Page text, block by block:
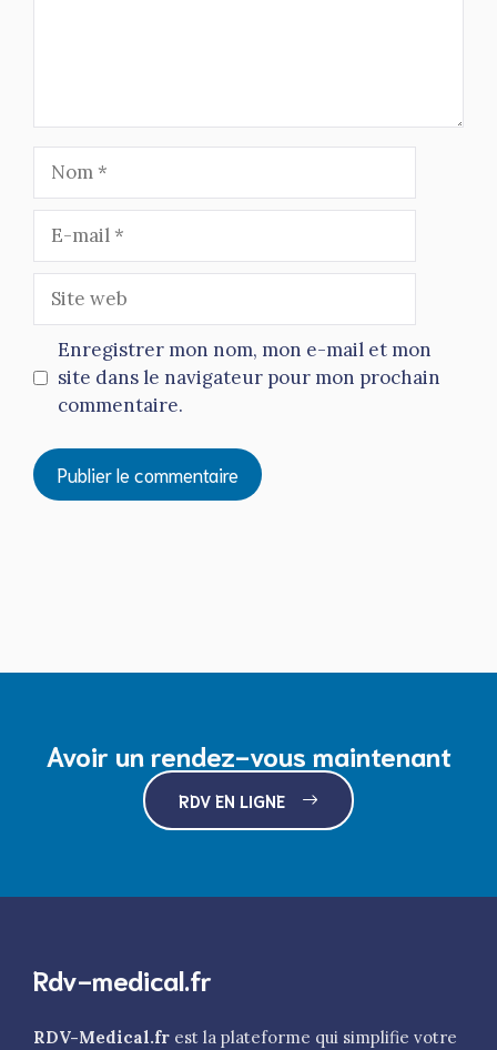
mail
web
Enregistrer mon nom, mon e-mail et mon
site dans le navigateur pour mon prochain
commentaire.
Avoir un rendez-vous maintenant
RDV EN LIGNE
Rdv-medical.fr
RDV-Medical.fr est la plateforme qui simplifie votre